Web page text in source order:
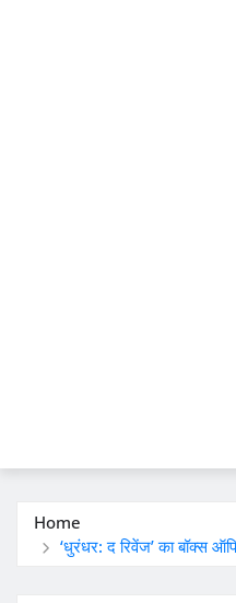
Home
‘धुरंधर: द रिवेंज’ का बॉक्स